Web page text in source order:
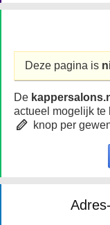
Deze pagina is
De
actueel mogelijk te
knop per